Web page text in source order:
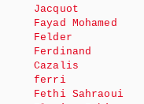
Jacquot
Fayad Mohamed
Felder
Ferdinand
Cazalis
ferri
Fethi Sahraoui